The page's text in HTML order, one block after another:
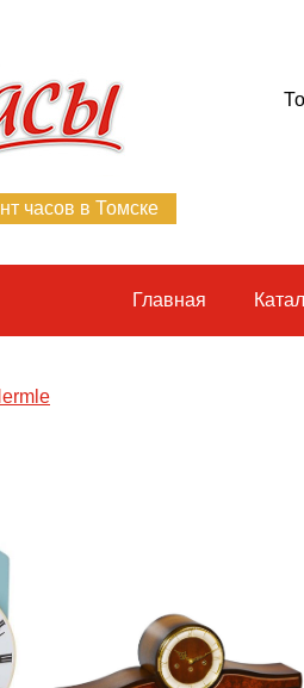
часов в Томске
Главная